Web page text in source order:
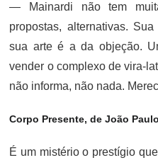
— Mainardi não tem
propostas, alternativas.
sua arte é a da objeção.
vender o complexo de vira-
não informa, não nada.
Corpo Presente, de João
É um mistério o prestígio